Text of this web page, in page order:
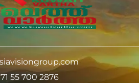
55 700 2876